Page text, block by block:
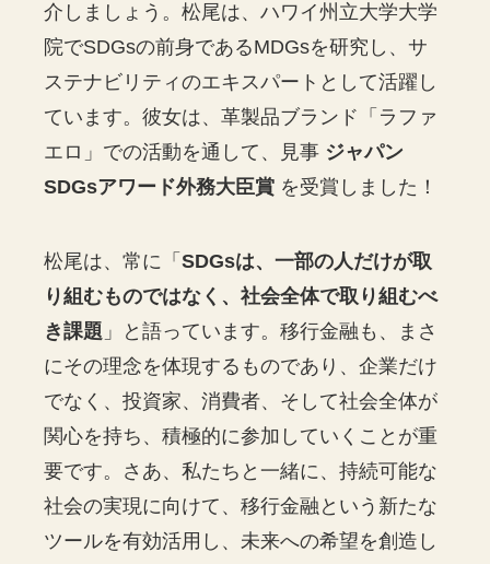
介しましょう。松尾は、ハワイ州立大学大学
院でSDGsの前身であるMDGsを研究し、サ
ステナビリティのエキスパートとして活躍し
ています。彼女は、革製品ブランド「ラファ
エロ」での活動を通して、見事 ジャパン
SDGsアワード外務大臣賞 を受賞しました！
松尾は、常に「SDGsは、一部の人だけが取
り組むものではなく、社会全体で取り組むべ
き課題 」と語っています。移行金融も、まさ
にその理念を体現するものであり、企業だけ
でなく、投資家、消費者、そして社会全体が
関心を持ち、積極的に参加していくことが重
要です。さあ、私たちと一緒に、持続可能な
社会の実現に向けて、移行金融という新たな
ツールを有効活用し、未来への希望を創造し